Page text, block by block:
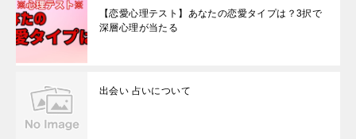
【恋愛心理テスト】あなたの恋愛タイプは？3択で
深層心理が当たる
出会い 占いについて